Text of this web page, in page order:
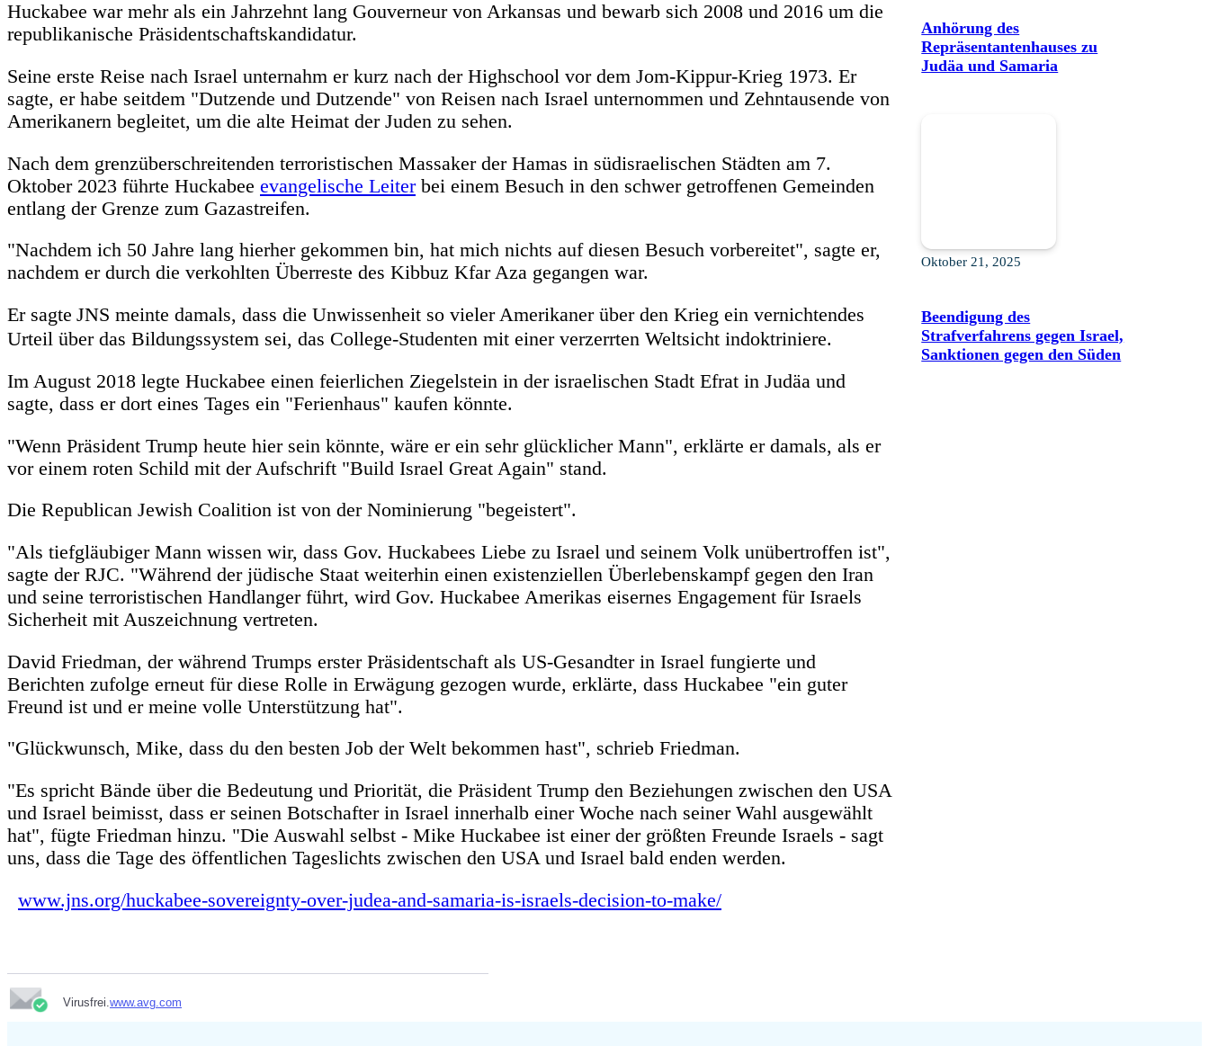
Huckabee war mehr als ein Jahrzehnt lang Gouverneur von Arkansas und bewarb sich 2008 und 2016 um die
republikanische Präsidentschaftskandidatur.
Seine erste Reise nach Israel unternahm er kurz nach der Highschool vor dem Jom-Kippur-Krieg 1973. Er
sagte, er habe seitdem "Dutzende und Dutzende" von Reisen nach Israel unternommen und Zehntausende von
Amerikanern begleitet, um die alte Heimat der Juden zu sehen.
Nach dem grenzüberschreitenden terroristischen Massaker der Hamas in südisraelischen Städten am 7.
Oktober 2023 führte Huckabee evangelische Leiterbei einem Besuch in den schwer getroffenen Gemeinden
entlang der Grenze zum Gazastreifen.
"Nachdem ich 50 Jahre lang hierher gekommen bin, hat mich nichts auf diesen Besuch vorbereitet", sagte er,
nachdem er durch die verkohlten Überreste des Kibbuz Kfar Aza gegangen war.
Er sagte JNS meinte damals, dass die Unwissenheit so vieler Amerikaner über den Krieg ein vernichtendes
Urteil über das Bildungssystem sei, das College-Studenten mit einer verzerrten Weltsicht indoktriniere.
Im August 2018 legte Huckabee einen feierlichen Ziegelstein in der israelischen Stadt Efrat in Judäa und
sagte, dass er dort eines Tages ein "Ferienhaus" kaufen könnte.
"Wenn Präsident Trump heute hier sein könnte, wäre er ein sehr glücklicher Mann", erklärte er damals, als er
vor einem roten Schild mit der Aufschrift "Build Israel Great Again" stand.
Die Republican Jewish Coalition ist von der Nominierung "begeistert".
"Als tiefgläubiger Mann wissen wir, dass Gov. Huckabees Liebe zu Israel und seinem Volk unübertroffen ist",
sagte der RJC. "Während der jüdische Staat weiterhin einen existenziellen Überlebenskampf gegen den Iran
und seine terroristischen Handlanger führt, wird Gov. Huckabee Amerikas eisernes Engagement für Israels
Sicherheit mit Auszeichnung vertreten.
David Friedman, der während Trumps erster Präsidentschaft als US-Gesandter in Israel fungierte und
Berichten zufolge erneut für diese Rolle in Erwägung gezogen wurde, erklärte, dass Huckabee "ein guter
Freund ist und er meine volle Unterstützung hat".
"Glückwunsch, Mike, dass du den besten Job der Welt bekommen hast", schrieb Friedman.
"Es spricht Bände über die Bedeutung und Priorität, die Präsident Trump den Beziehungen zwischen den USA
und Israel beimisst, dass er seinen Botschafter in Israel innerhalb einer Woche nach seiner Wahl ausgewählt
hat", fügte Friedman hinzu. "Die Auswahl selbst - Mike Huckabee ist einer der größten Freunde Israels - sagt
uns, dass die Tage des öffentlichen Tageslichts zwischen den USA und Israel bald enden werden.
www.jns.org/huckabee-sovereignty-over-judea-and-samaria-is-israels-decision-to-make/
Virusfrei.www.avg.com
Anhörung des
Repräsentantenhauses zu
Judäa und Samaria
Oktober 21, 2025
Beendigung des
Strafverfahrens gegen Israel,
Sanktionen gegen den Süden